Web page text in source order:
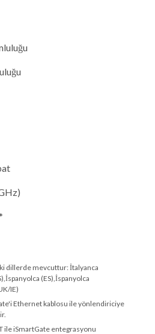
dillerde mevcuttur: İtalyanca
(ES),İspanyolca
IE)
Ethernet kablosu ile yönlendiriciye
ile iSmartGate entegrasyonu